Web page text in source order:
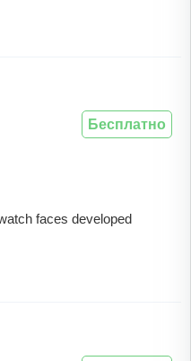
faces developed
Бесплатно